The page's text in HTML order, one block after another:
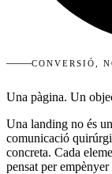
CONVERSIÓ,
Una pàgina. Un
Una landing no és
comunicació
concreta. Cada
pensat per